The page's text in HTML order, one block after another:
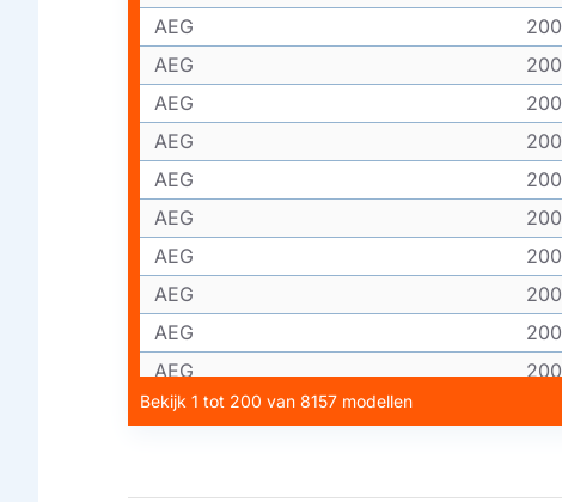
AEG
AEG
AEG
AEG
AEG
AEG
AEG
AEG
AEG
AEG
AEG
Bekijk 1 tot 200 van 8157 modellen